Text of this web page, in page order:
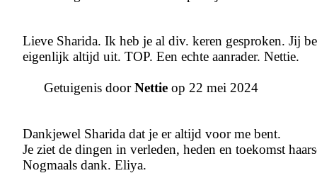
Lieve Sharida. Ik heb je al div. keren gesproken. Jij
eigenlijk altijd uit. TOP. Een echte aanrader. Nettie.
Getuigenis doorNettie op 22 mei 2024
Dankjewel Sharida dat je er altijd voor me bent.
Je ziet de dingen in verleden, heden en toekomst
Nogmaals dank. Eliya.